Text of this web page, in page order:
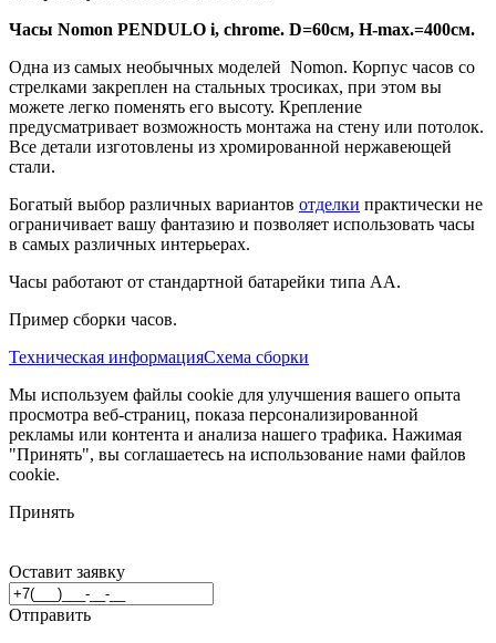
Часы Nomon PENDULO i, chrome. D=60см, H-max.=400см.
Одна из самых необычных моделей Nomon. Корпус часов со
стрелками закреплен на стальных тросиках, при этом вы
можете легко поменять его высоту. Крепление
предусматривает возможность монтажа на стену или потолок.
Все детали изготовлены из хромированной нержавеющей
стали.
Богатый выбор различных вариантов отделки практически не
ограничивает вашу фантазию и позволяет использовать часы
в самых различных интерьерах.
Часы работают от стандартной батарейки типа АА.
Пример сборки часов.
Техническая информацияСхема сборки
Мы используем файлы cookie для улучшения вашего опыта
просмотра веб-страниц, показа персонализированной
рекламы или контента и анализа нашего трафика. Нажимая
"Принять", вы соглашаетесь на использование нами файлов
cookie.
Принять
Оставит заявку
Отправить